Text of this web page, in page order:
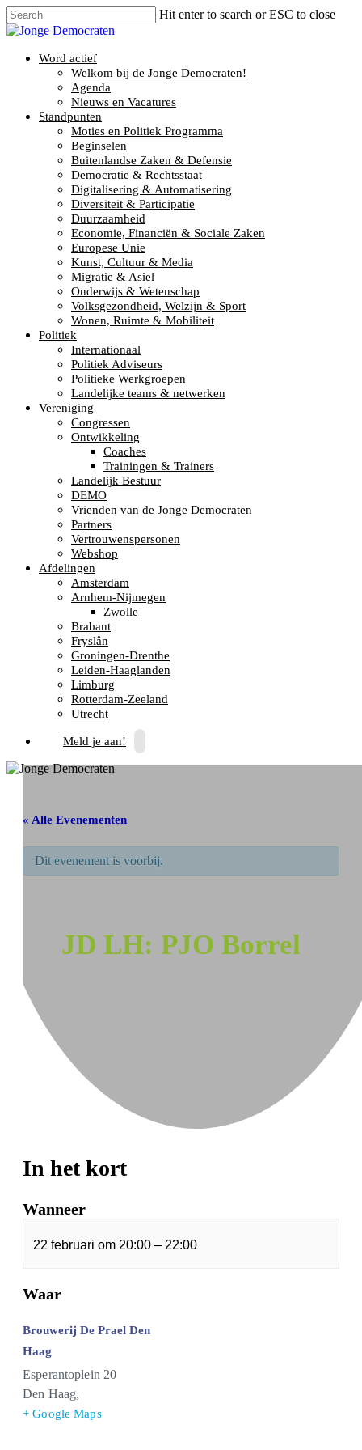
Hit enter to search or ESC to close
Word actief
Welkom bij de Jonge Democraten!
Agenda
Nieuws en Vacatures
Standpunten
Moties en Politiek Programma
Beginselen
Buitenlandse Zaken & Defensie
Democratie & Rechtsstaat
Digitalisering & Automatisering
Diversiteit & Participatie
Duurzaamheid
Economie, Financiën & Sociale Zaken
Europese Unie
Kunst, Cultuur & Media
Migratie & Asiel
Onderwijs & Wetenschap
Volksgezondheid, Welzijn & Sport
Wonen, Ruimte & Mobiliteit
Politiek
Internationaal
Politiek Adviseurs
Politieke Werkgroepen
Landelijke teams & netwerken
Vereniging
Congressen
Ontwikkeling
Coaches
Trainingen & Trainers
Landelijk Bestuur
DEMO
Vrienden van de Jonge Democraten
Partners
Vertrouwenspersonen
Webshop
Afdelingen
Amsterdam
Arnhem-Nijmegen
Zwolle
Brabant
Fryslân
Groningen-Drenthe
Leiden-Haaglanden
Limburg
Rotterdam-Zeeland
Utrecht
Meld je aan!
« Alle Evenementen
Dit evenement is voorbij.
JD LH: PJO Borrel
In het kort
Wanneer
22 februari om 20:00 – 22:00
Waar
Brouwerij De Prael Den
Haag
Esperantoplein 20
Den Haag,
+ Google Maps